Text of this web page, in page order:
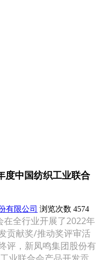
度中国纺织工业联合
有限公司 浏览次数 4574
全行业开展了2022年
贡献奖/推动奖评审活
评，新凤鸣集团股份有